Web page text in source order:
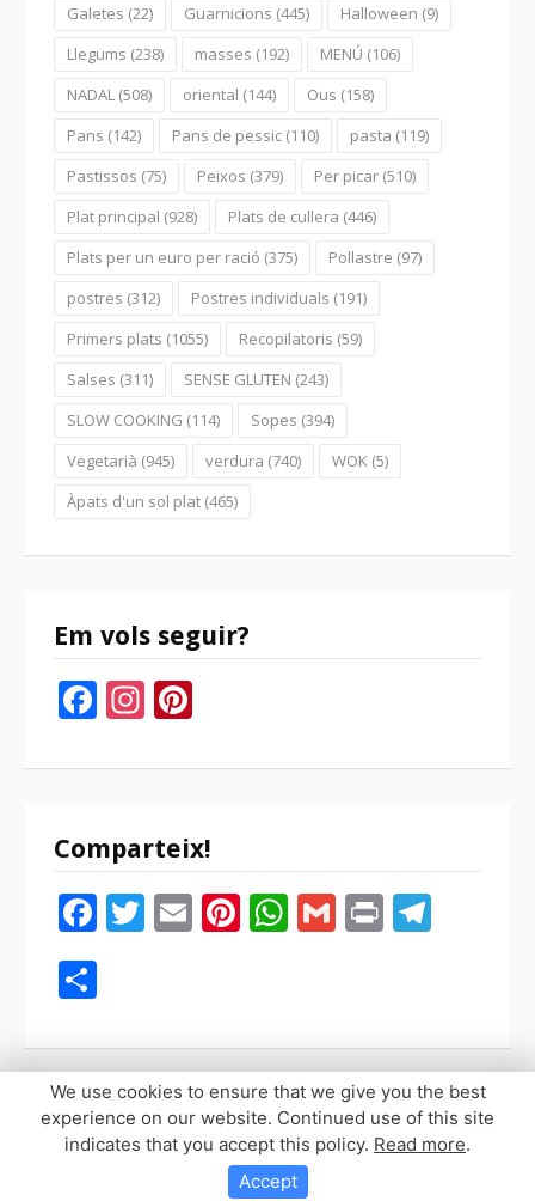
Galetes (22) Guarnicions (445) Halloween (9)
Llegums (238) masses (192) MENÚ (106)
NADAL (508) oriental (144) Ous (158)
Pans (142) Pans de pessic (110) pasta (119)
Pastissos (75) Peixos (379) Per picar (510)
Plat principal (928) Plats de cullera (446)
Plats per un euro per ració (375) Pollastre (97)
postres (312) Postres individuals (191)
Primers plats (1055) Recopilatoris (59)
Salses (311) SENSE GLUTEN (243)
SLOW COOKING (114) Sopes (394)
Vegetarià (945) verdura (740) WOK (5)
Àpats d'un sol plat (465)
Em vols seguir?
Facebook
Instagram
Comparteix!
Facebook
Twitter
EmailPinterest
WhatsApp
Gmail
Print
Copyright © 2026 Sopaypilla. Todos los derechos reservados.
Tema Fooding por
We use cookies to ensure that we give you the best
experience on our website. Continued use of this site
indicates that you accept this policy. Read more.
Accept